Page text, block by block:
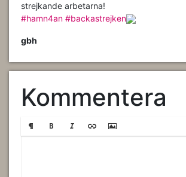
strejkande arbetarna!
#hamn4an #backastrejken
gbh
Kommentera